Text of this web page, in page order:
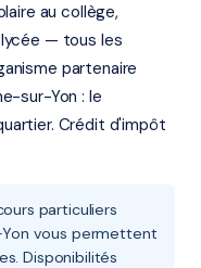
au collège,
— tous les
partenaire
sur-Yon : le
Crédit d'impôt
particuliers
vous permettent
Disponibilités